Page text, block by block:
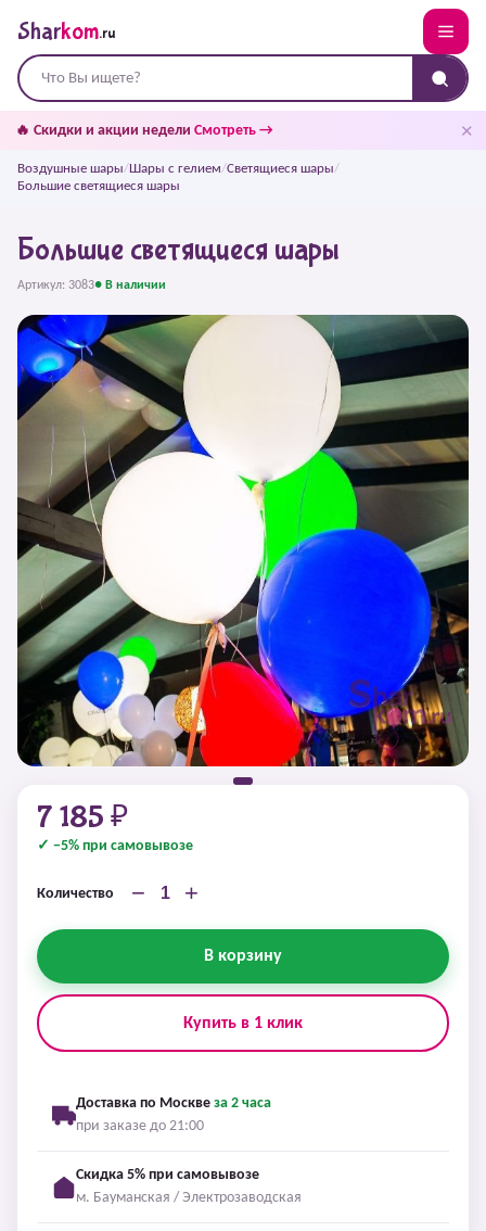
Sharkom.ru
🔥 Скидки и акции недели Смотреть → ✕
Воздушные шары/Шары с гелием/Светящиеся шары/
Большие светящиеся шары
Большие светящиеся шары
Артикул: 3083● В наличии
7 185 ₽
✓ −5% при самовывозе
Количество − +
В корзину
Купить в 1 клик
Доставка по Москве за 2 часа
при заказе до 21:00
Скидка 5% при самовывозе
м. Бауманская / Электрозаводская